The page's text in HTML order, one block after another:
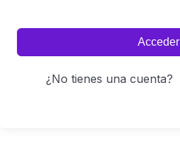
Acceder
¿No tienes una cuenta?